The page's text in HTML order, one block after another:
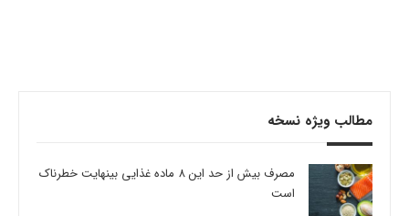
مطالب ویژه نسخه
مصرف بیش از حد این 8 ماده غذایی بینهایت خطرناک
است